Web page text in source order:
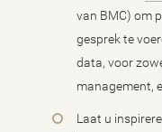
van BMC) om
gesprek te
data, voor
management,
Laat u